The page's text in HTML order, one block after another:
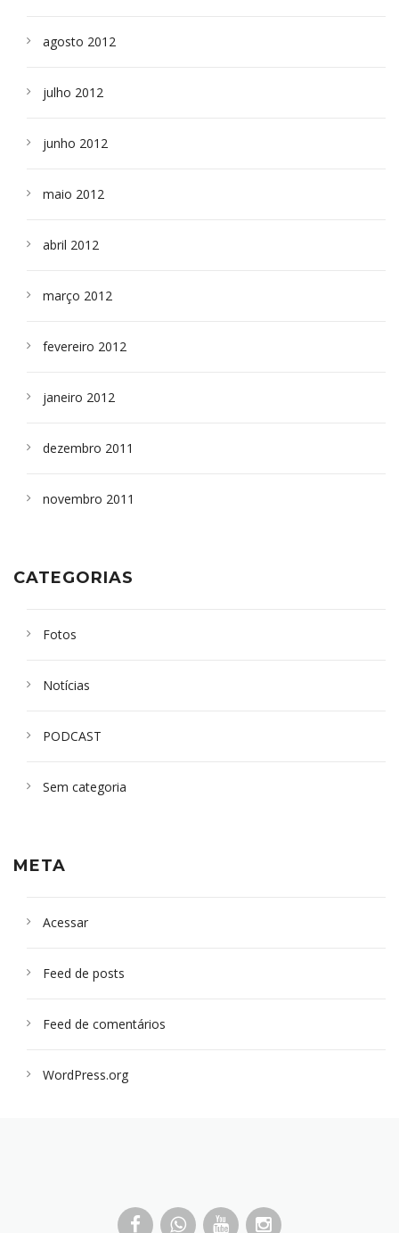
agosto 2012
julho 2012
junho 2012
maio 2012
abril 2012
março 2012
fevereiro 2012
janeiro 2012
dezembro 2011
novembro 2011
CATEGORIAS
Fotos
Notícias
PODCAST
Sem categoria
META
Acessar
Feed de posts
Feed de comentários
WordPress.org